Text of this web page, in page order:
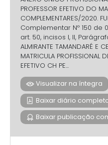
PROFESSOR EFETIVO DO
COMPLEMENTARES/2020.
Complementar Nº 150 de
art. 50, incisos I, II,
ALMIRANTE TAMANDARÉ E
MATRICULA PROFISSIONAL
EFETIVO CH PE...
Visualizar na íntegra
Baixar diário
Baixar publicação